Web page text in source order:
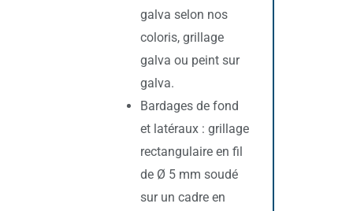
galva selon nos
coloris, grillage
galva ou peint sur
galva.
Bardages de fond
et latéraux : grillage
rectangulaire en fil
de Ø 5 mm soudé
sur un cadre en